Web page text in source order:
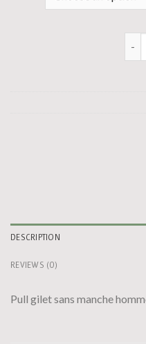
DESCRIPTION
REVIEWS (0)
Pull gilet sans manche